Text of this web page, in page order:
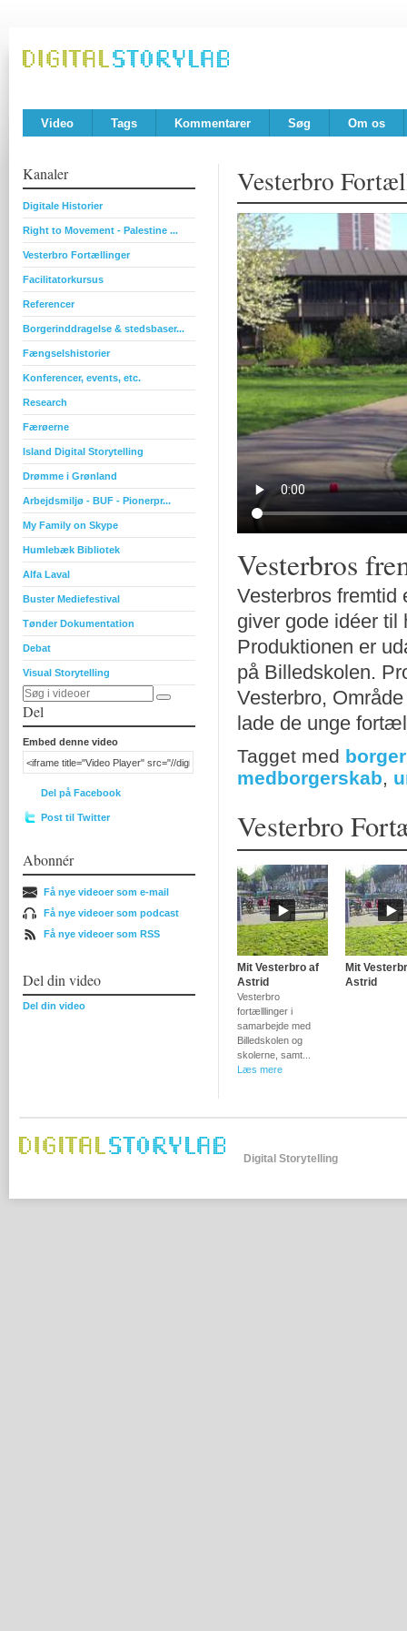
Video Tags Kommentarer Søg Om os
Kanaler
Digitale Historier
Right to Movement - Palestine ...
Vesterbro Fortællinger
Facilitatorkursus
Referencer
Borgerinddragelse & stedsbaser...
Fængselshistorier
Konferencer, events, etc.
Research
Færøerne
Island Digital Storytelling
Drømme i Grønland
Arbejdsmiljø - BUF - Pionerpr...
My Family on Skype
Humlebæk Bibliotek
Alfa Laval
Buster Mediefestival
Tønder Dokumentation
Debat
Visual Storytelling
Del
Embed denne video
Del på Facebook
Post til Twitter
Abonnér
Få nye videoer som e-mail
Få nye videoer som podcast
Få nye videoer som RSS
Del din video
Del din video
Vesterbro
Vesterbros
Vesterbros fremtid
giver gode idéer
Produktionen er
på Billedskolen.
Vesterbro,
lade de unge
Tagget med
medborgerskab,
Vesterbro
Mit Vesterbro af
Astrid
Vesterbro
fortælllinger i
samarbejde med
Billedskolen og
skolerne, samt...
Læs mere
Mit
Astrid
Digital Storytelling